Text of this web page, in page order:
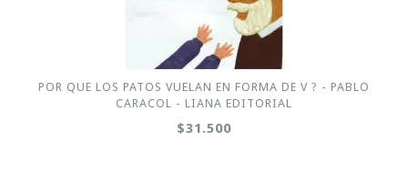
POR QUE LOS PATOS VUELAN EN FORMA DE V ? - PABLO
CARACOL - LIANA EDITORIAL
$31.500